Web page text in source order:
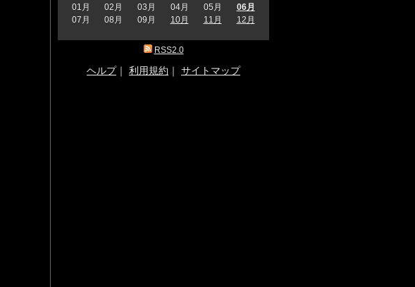
01月
02月 03月 04月 05月
06月
07月
08月 09月 10月 11月 12月
RSS2.0
ヘルプ｜ 利用規約 ｜ サイトマップ